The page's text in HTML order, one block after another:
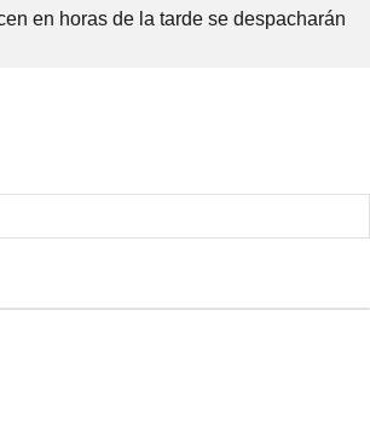
en horas de la tarde se despacharán